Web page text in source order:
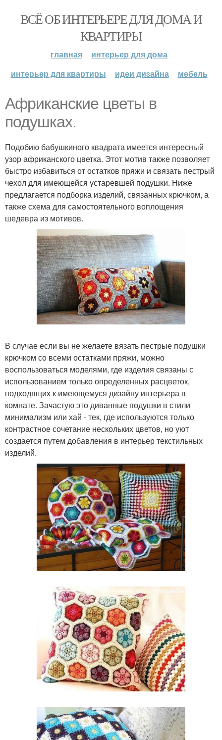
ВСЁ ОБ ИНТЕРЬЕРЕ ДЛЯ ДОМА И
КВАРТИРЫ
главная
интерьер для дома
интерьер для квартиры
идеи дизайна мебель
Африканские цветы в
подушках.
Подобию бабушкиного квадрата имеется интересный
узор африканского цветка. Этот мотив также позволяет
быстро избавиться от остатков пряжи и связать пестрый
чехол для имеющейся устаревшей подушки. Ниже
предлагается подборка изделий, связанных крючком, а
также схема для самостоятельного воплощения
шедевра из мотивов.
В случае если вы не желаете вязать пестрые подушки
крючком со всеми остатками пряжи, можно
воспользоваться моделями, где изделия связаны с
использованием только определенных расцветок,
подходящих к имеющемуся дизайну интерьера в
комнате. Зачастую это диванные подушки в стили
минимализм или хай - тек, где используются только
контрастное сочетание нескольких цветов, но уют
создается путем добавления в интерьер текстильных
изделий.